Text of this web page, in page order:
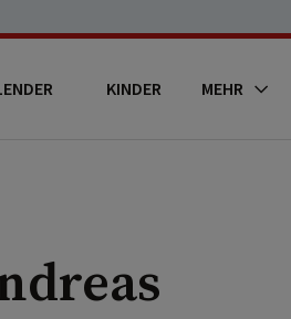
KINDER MEHR